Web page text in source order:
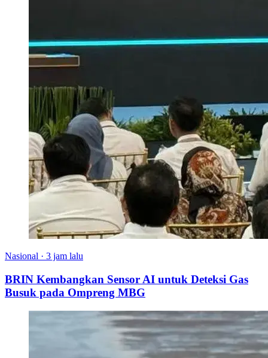
Nasional · 3 jam lalu
BRIN Kembangkan Sensor AI untuk Deteksi Gas
Busuk pada Ompreng MBG